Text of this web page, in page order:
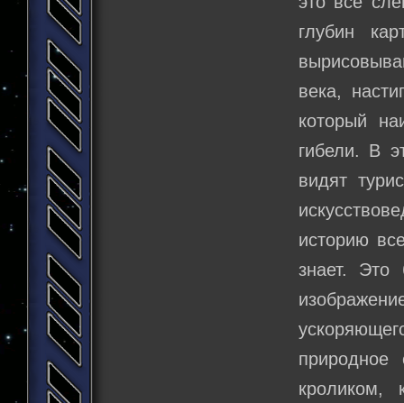
глубин
века,
который
гибели. В
видят
историю
знает. Это
природное
кроликом,